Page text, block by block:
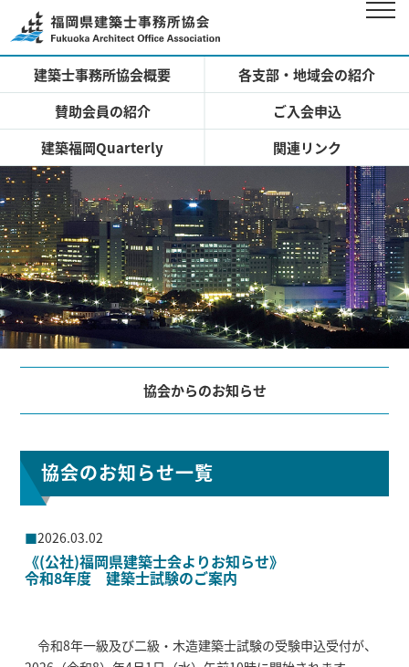
建築士事務所協会概要
各支部・地域会の紹介
賛助会員の紹介
ご入会申込
建築福岡Quarterly
関連リンク
協会からのお知らせ
協会のお知らせ一覧
《(公社)福岡県建築士会よりお知らせ》
令和8年度 建築士試験のご案内
2026.03.02
令和8年一級及び二級・木造建築士試験の受験申込受付が、